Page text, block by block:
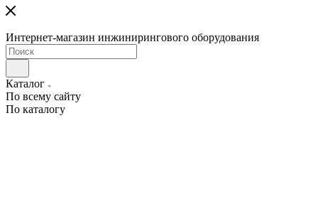
Интернет-магазин инжинирингового оборудования
Каталог
По всему сайту
По каталогу